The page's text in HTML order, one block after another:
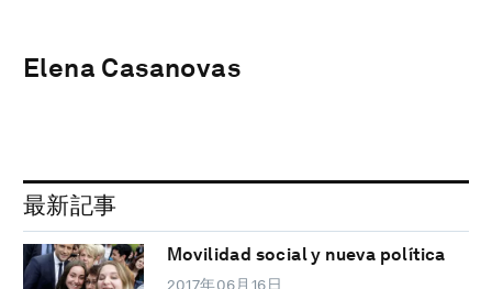
Elena Casanovas
最新記事
Movilidad social y nueva política
2017年06月16日